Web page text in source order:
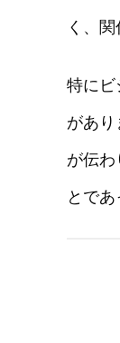
く、
特にビ
があり
が伝
とで